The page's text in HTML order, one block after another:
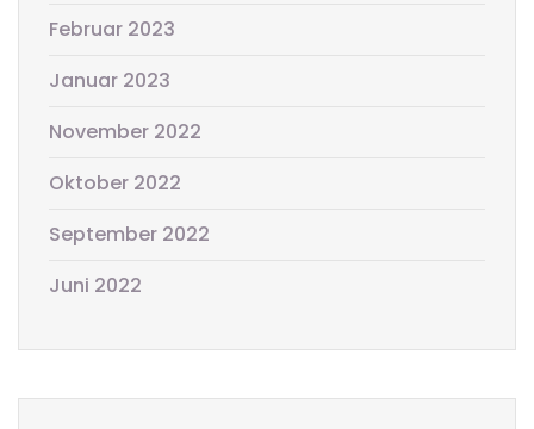
Februar 2023
Januar 2023
November 2022
Oktober 2022
September 2022
Juni 2022